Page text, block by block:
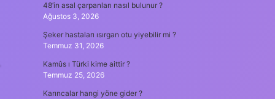
48’in asal çarpanları nasıl bulunur ?
Ağustos 3, 2026
Şeker hastaları ısırgan otu yiyebilir mi ?
Temmuz 31, 2026
Kamûs ı Türki kime aittir ?
Temmuz 25, 2026
Karıncalar hangi yöne gider ?